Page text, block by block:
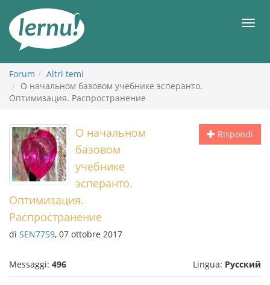
all’indice
Forum
Altri temi
О начальном базовом учебнике эсперанто.
Оптимизация. Распространение
Rispondi
О начальном
базовом
учебнике
эсперанто.
Оптимизация.
Распространение
di SEN7759, 07 ottobre 2017
Messaggi: 496 Lingua: Русский